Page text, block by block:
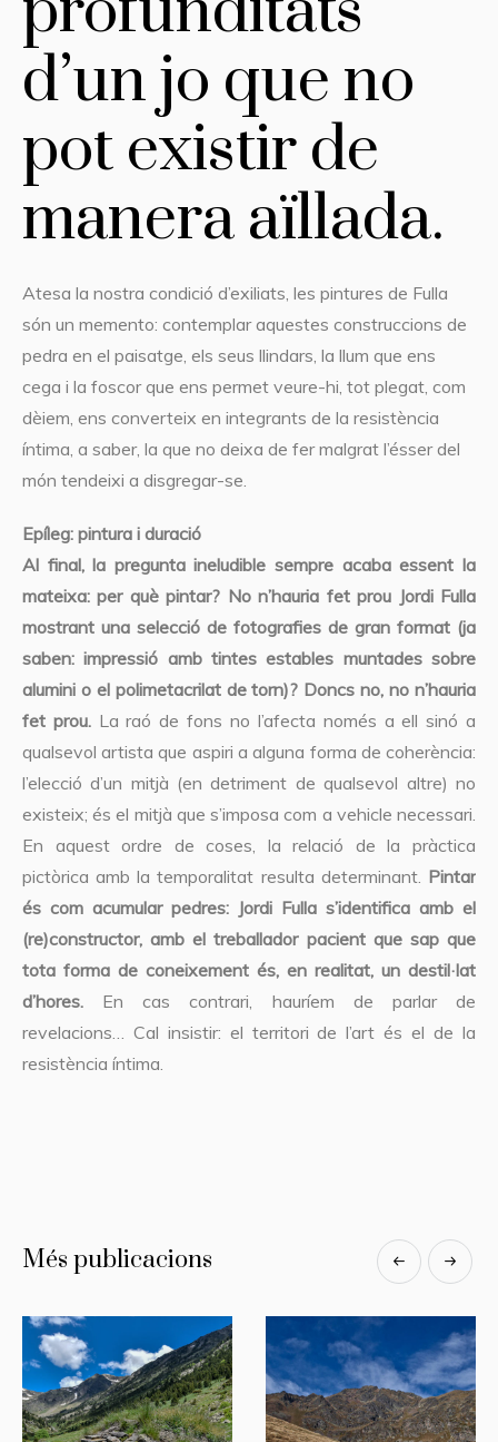
d’un jo que no
pot existir de
manera aïllada.
Atesa la nostra condició d’exiliats, les pintures de Fulla
són un memento: contemplar aquestes construccions de
pedra en el paisatge, els seus llindars, la llum que ens
cega i la foscor que ens permet veure-hi, tot plegat, com
dèiem, ens converteix en integrants de la resistència
íntima, a saber, la que no deixa de fer malgrat l’ésser del
món tendeixi a disgregar-se.
Epíleg: pintura i duració
Al final, la pregunta ineludible sempre acaba essent la
mateixa: per què pintar? No n’hauria fet prou Jordi Fulla
mostrant una selecció de fotografies de gran format (ja
saben: impressió amb tintes estables muntades sobre
alumini o el polimetacrilat de torn)? Doncs no, no n’hauria
fet prou.La raó de fons no l’afecta només a ell sinó a
qualsevol artista que aspiri a alguna forma de coherència:
l’elecció d’un mitjà (en detriment de qualsevol altre) no
existeix; és el mitjà que s’imposa com a vehicle necessari.
En aquest ordre de coses, la relació de la pràctica
pictòrica amb la temporalitat resulta determinant. Pintar
és com acumular pedres: Jordi Fulla s’identifica amb el
(re)constructor, amb el treballador pacient que sap que
tota forma de coneixement és, en realitat, un destil·lat
d’hores.En cas contrari, hauríem de parlar de
revelacions… Cal insistir: el territori de l’art és el de la
resistència íntima.
Més publicacions